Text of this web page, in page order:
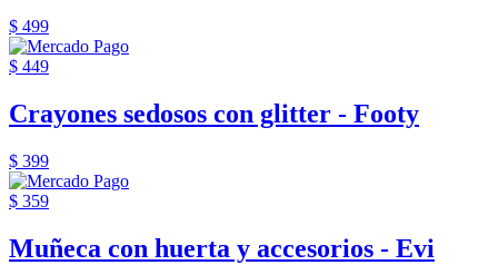
$ 499
$ 449
Crayones sedosos con glitter - Footy
$ 399
$ 359
Muñeca con huerta y accesorios - Evi